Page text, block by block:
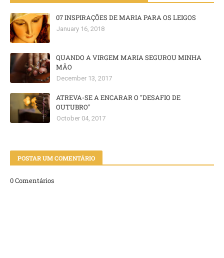
07 INSPIRAÇÕES DE MARIA PARA OS LEIGOS
January 16, 2018
QUANDO A VIRGEM MARIA SEGUROU MINHA
MÃO
December 13, 2017
ATREVA-SE A ENCARAR O "DESAFIO DE
OUTUBRO"
October 04, 2017
POSTAR UM COMENTÁRIO
0 Comentários